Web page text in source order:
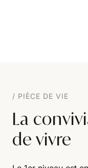
PIÈCE DE VIE
La
de vivre